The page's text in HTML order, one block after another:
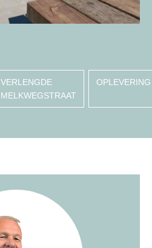
VERLENGDE
MELKWEGSTRAAT
OPLEVERING